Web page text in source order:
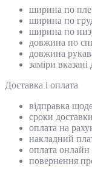
ширина по
ширина по
ширина по
довжина по
довжина
заміри
Доставка і оплата
відправка
сроки
оплата на
накладний
оплата
повернення